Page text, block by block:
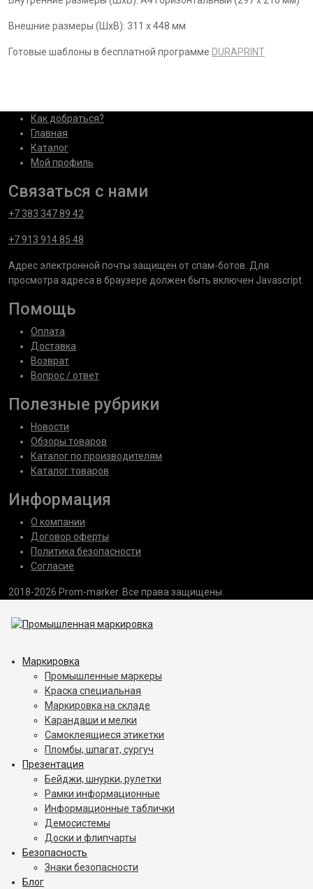
Внешние размеры (ШхВ): 311 x 448 мм
Готовые шаблоны в бесплатной программе DURAPRINT
Как добраться?
Главная
Каталог
Мой профиль
Связаться с нами
+7 383 347 89 42
+7 913 914 85 48
Адрес электронной почты защищен от спам-ботов. Для
просмотра адреса в браузере должен быть включен Javascript.
Помощь
Оплата
Доставка
Возврат
Вопрос / ответ
Полезные рубрики
Новости
Обзоры товаров
Каталог по производителям
Каталог товаров
Информация
О компании
Договор оферты
Политика безопасности
Согласие
2018-2026 Prom-marker. Все права защищены.
Маркировка
Промышленные маркеры
Краска специальная
Маркировка на складе
Карандаши и мелки
Самоклеящиеся этикетки
Пломбы, шпагат, сургуч
Презентация
Бейджи, шнурки, рулетки
Рамки информационные
Информационные таблички
Демосистемы
Доски и флипчарты
Безопасность
Знаки безопасности
Блог